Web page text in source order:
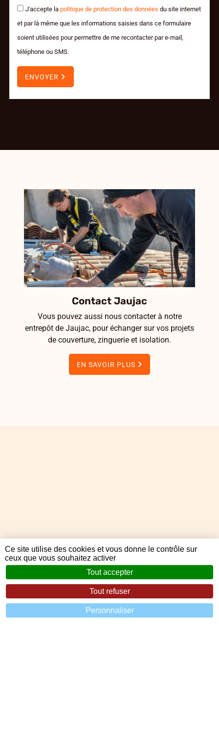
J'accepte la politique de protection des données du site internet
et par là même que les informations saisies dans ce formulaire
soient utilisées pour permettre de me recontacter par e-mail,
téléphone ou SMS.
ENVOYER
Contact Jaujac
Vous pouvez aussi nous contacter à notre
entrepôt de Jaujac, pour échanger sur vos projets
de couverture, zinguerie et isolation.
EN SAVOIR PLUS
Ce site utilise des cookies et vous donne le contrôle sur
ceux que vous souhaitez activer
Tout accepter
Tout refuser
Personnaliser